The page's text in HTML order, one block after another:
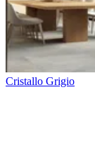
Cristallo Grigio